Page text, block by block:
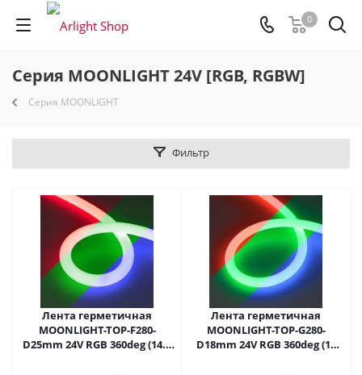
0
Серия MOONLIGHT 24V [RGB, RGBW]
Серия MOONLIGHT
Фильтр
Лента герметичная
MOONLIGHT-TOP-F280-
D25mm 24V RGB 360deg (14.4
Лента герметичная
MOONLIGHT-TOP-G280-
D18mm 24V RGB 360deg (13